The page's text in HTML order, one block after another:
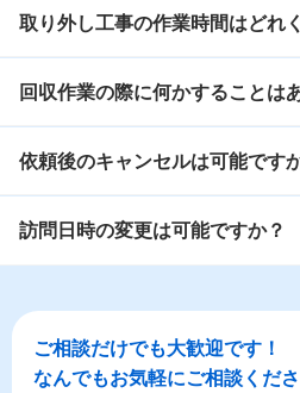
取り外し工事の作業時間はどれ
回収作業の際に何かすることは
依頼後のキャンセルは可能です
訪問日時の変更は可能ですか？
ご相談だけでも大歓迎です！
なんでもお気軽にご相談くださ